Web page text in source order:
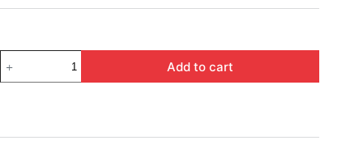
是
Add to cart